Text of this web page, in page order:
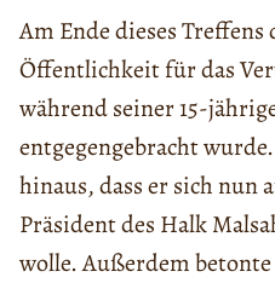
Am Ende dieses
Öffentlichkeit für das
während seiner 15-
entgegengebracht
hinaus, dass er sich nun
Präsident des Halk
wolle. Außerdem betonte